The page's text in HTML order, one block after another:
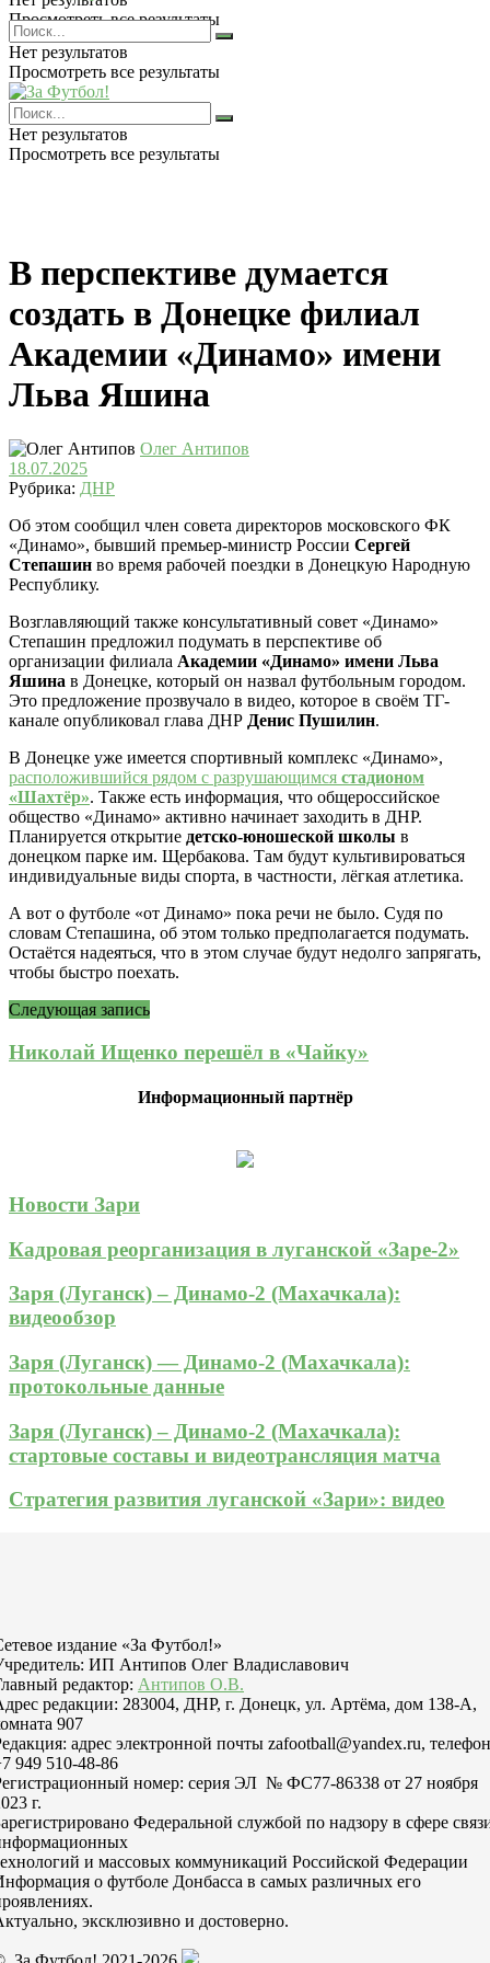
Просмотреть все результаты
Нет результатов
Просмотреть все результаты
Нет результатов
Просмотреть все результаты
В перспективе думается
создать в Донецке филиал
Академии «Динамо» имени
Льва Яшина
Олег Антипов
18.07.2025
Рубрика: ДНР
Об этом сообщил член совета директоров московского ФК
«Динамо», бывший премьер-министр России Сергей
Степашин во время рабочей поездки в Донецкую Народную
Республику.
Возглавляющий также консультативный совет «Динамо»
Степашин предложил подумать в перспективе об
организации филиала Академии «Динамо» имени Льва
Яшина в Донецке, который он назвал футбольным городом.
Это предложение прозвучало в видео, которое в своём ТГ-
канале опубликовал глава ДНР Денис Пушилин.
В Донецке уже имеется спортивный комплекс «Динамо»,
расположившийся рядом с разрушающимся стадионом
«Шахтёр». Также есть информация, что общероссийское
общество «Динамо» активно начинает заходить в ДНР.
Планируется открытие детско-юношеской школы в
донецком парке им. Щербакова. Там будут культивироваться
индивидуальные виды спорта, в частности, лёгкая атлетика.
А вот о футболе «от Динамо» пока речи не было. Судя по
словам Степашина, об этом только предполагается подумать.
Остаётся надеяться, что в этом случае будут недолго запрягать,
чтобы быстро поехать.
Следующая запись
Николай Ищенко перешёл в «Чайку»
Информационный партнёр
Новости Зари
Кадровая реорганизация в луганской «Заре-2»
Заря (Луганск) – Динамо-2 (Махачкала):
видеообзор
Заря (Луганск) — Динамо-2 (Махачкала):
протокольные данные
Заря (Луганск) – Динамо-2 (Махачкала):
стартовые составы и видеотрансляция матча
Стратегия развития луганской «Зари»: видео
издание «За Футбол!»
ИП Антипов Олег Владиславович
редактор: Антипов О.В.
редакции: 283004, ДНР, г. Донецк, ул. Артёма, дом 138-А,
907
адрес электронной почты zafootball@yandex.ru, телефон
949 510-48-86
номер: серия ЭЛ № ФС77-86338 от 27 ноября
г.
Федеральной службой по надзору в сфере
и массовых коммуникаций Российской Федерации
о футболе Донбасса в самых различных его
эксклюзивно и достоверно.